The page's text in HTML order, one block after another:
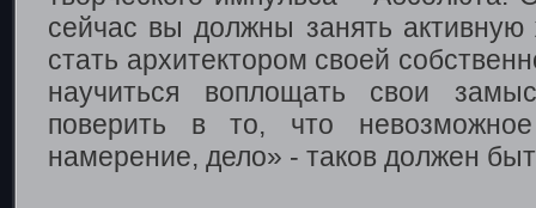
сейчас вы должны занять
стать архитектором своей
научиться воплощать свои
поверить в то, что
намерение, дело» - таков должен